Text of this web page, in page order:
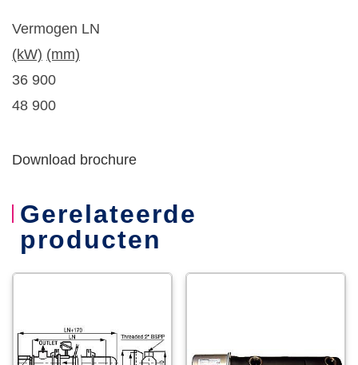
Vermogen LN
(kW) (mm)
36 900
48 900
Download brochure
Gerelateerde
producten